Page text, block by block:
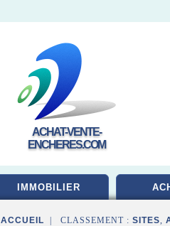
ACHAT-VENTE-
ENCHERES.COM
IMMOBILIER
ACCUEIL | CLASSEMENT : SITES,